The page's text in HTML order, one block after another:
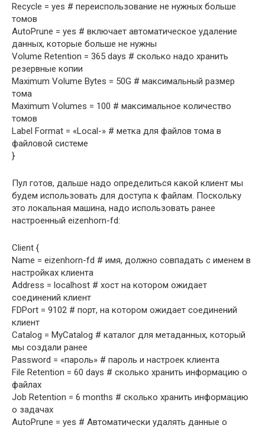
Recycle = yes # переиспользование не нужных больше
томов
AutoPrune = yes # включает автоматическое удаление
данных, которые больше не нужны
Volume Retention = 365 days # сколько надо хранить
резервные копии
Maximum Volume Bytes = 50G # максимальный размер
тома
Maximum Volumes = 100 # максимальное количество
томов
Label Format = «Local-» # метка для файлов тома в
файловой системе
}
Пул готов, дальше надо определиться какой клиент мы
будем использовать для доступа к файлам. Поскольку
это локальная машина, надо использовать ранее
настроенный eizenhorn-fd:
Client {
Name = eizenhorn-fd # имя, должно совпадать с именем в
настройках клиента
Address = localhost # хост на котором ожидает
соединений клиент
FDPort = 9102 # порт, на котором ожидает соединений
клиент
Catalog = MyCatalog # каталог для метаданных, который
мы создали ранее
Password = «пароль» # пароль и настроек клиента
File Retention = 60 days # сколько хранить информацию о
файлах
Job Retention = 6 months # сколько хранить информацию
о задачах
AutoPrune = yes # Автоматически удалять данные о